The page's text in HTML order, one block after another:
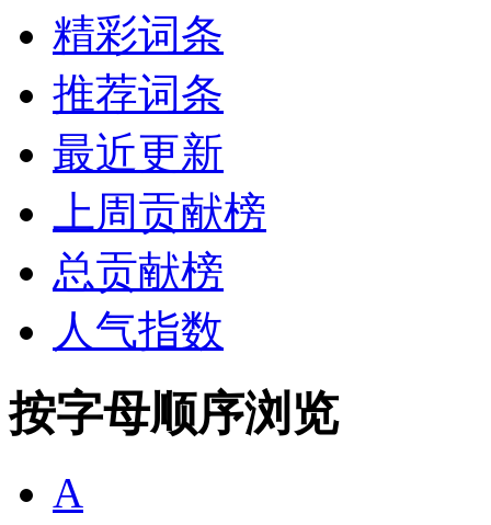
精彩词条
推荐词条
最近更新
上周贡献榜
总贡献榜
人气指数
按字母顺序浏览
A